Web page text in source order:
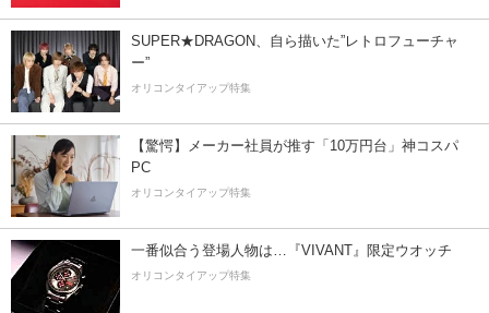
SUPER★DRAGON、自ら描いた”レトロフューチャ
ー”
オリコンタイアップ特集
【驚愕】メーカー社員が推す「10万円台」神コスパ
PC
オリコンタイアップ特集
一番似合う登場人物は…『VIVANT』限定ウオッチ
オリコンタイアップ特集